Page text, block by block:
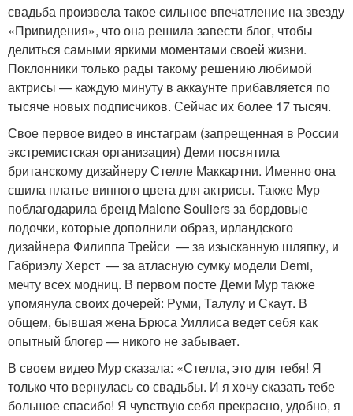
свадьба произвела такое сильное впечатление на звезду
«Привидения», что она решила завести блог, чтобы
делиться самыми яркими моментами своей жизни.
Поклонники только рады такому решению любимой
актрисы — каждую минуту в аккаунте прибавляется по
тысяче новых подписчиков. Сейчас их более 17 тысяч.
Свое первое видео в инстаграм (запрещенная в России
экстремистская организация) Деми посвятила
британскому дизайнеру Стелле Маккартни. Именно она
сшила платье винного цвета для актрисы. Также Мур
поблагодарила бренд Malone Souliers за бордовые
лодочки, которые дополнили образ, ирландского
дизайнера Филиппа Трейси — за изысканную шляпку, и
Габриэлу Херст — за атласную сумку модели Demi,
мечту всех модниц. В первом посте Деми Мур также
упомянула своих дочерей: Руми, Талулу и Скаут. В
общем, бывшая жена Брюса Уиллиса ведет себя как
опытный блогер — никого не забывает.
В своем видео Мур сказала: «Стелла, это для тебя! Я
только что вернулась со свадьбы. И я хочу сказать тебе
большое спасибо! Я чувствую себя прекрасно, удобно, я